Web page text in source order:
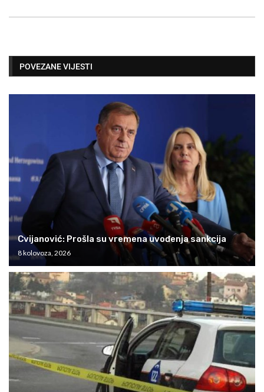
POVEZANE VIJESTI
Cvijanović: Prošla su vremena uvođenja sankcija
8 kolovoza, 2026